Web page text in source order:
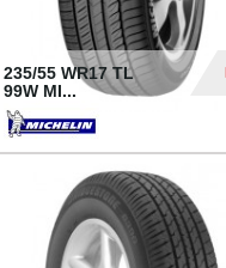
235/55 WR17 TL
99W MI...